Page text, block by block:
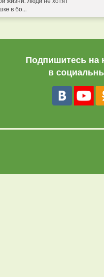
в бо...
Подпишитесь на
в